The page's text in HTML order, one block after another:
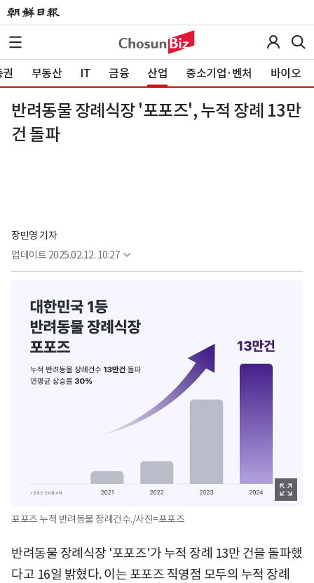
부동산 IT 금융 산업 중소기업·벤처 바이오
반려동물 장례식장 '포포즈', 누적 장례 13만
건 돌파
장민영 기자
업데이트 2025.02.12. 10:27
포포즈 누적 반려동물 장례건수./사진=포포즈
반려동물 장례식장 '포포즈'가 누적 장례 13만 건을 돌파했
다고 16일 밝혔다. 이는 포포즈 직영점 모두의 누적 장례